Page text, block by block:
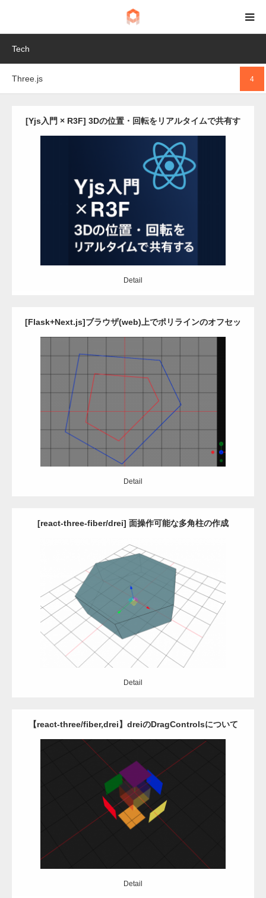
Tech
4
Three.js
[Yjs入門 × R3F] 3Dの位置・回転をリアルタイムで共有す
2025.08.21
Category: React Three.js
Detail
Detail
[Flask+Next.js]ブラウザ(web)上でポリラインのオフセッ
Update:2024.12.24
Category:Javascript python React Three.js
Detail
Detail
[react-three-fiber/drei] 面操作可能な多角柱の作成
Category: Javascript Three.js
Detail
Detail
【react-three/fiber,drei】dreiのDragControlsについて
Update: 2024.09.17
Category:Javascript React
Detail
IoT
Fab